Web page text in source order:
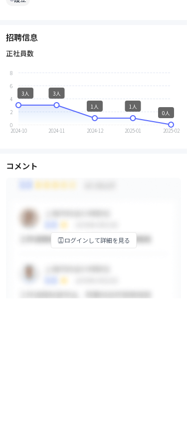
招聘信息
正社員数
0
2
4
6
8
2024-10 2024-11 2024-12 2025-01 2025-02
3人
3人
1人
1人
0人
コメント
ログインして詳細を見る